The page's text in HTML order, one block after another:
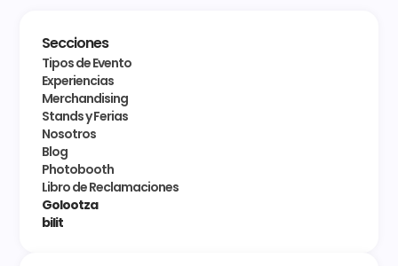
Secciones
Tipos de Evento
Experiencias
Merchandising
Stands y Ferias
Nosotros
Blog
Photobooth
Libro de Reclamaciones
Golootza
bilit